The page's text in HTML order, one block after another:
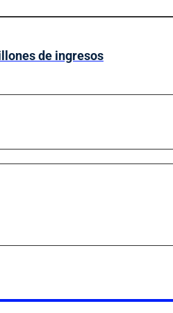
de ingresos